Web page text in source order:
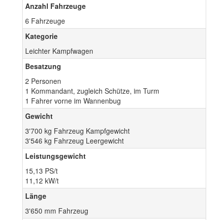
Anzahl Fahrzeuge
6 Fahrzeuge
Kategorie
Leichter Kampfwagen
Besatzung
2 Personen
1 Kommandant, zugleich Schütze, im Turm
1 Fahrer vorne im Wannenbug
Gewicht
3'700 kg Fahrzeug Kampfgewicht
3'546 kg Fahrzeug Leergewicht
Leistungsgewicht
15,13 PS/t
11,12 kW/t
Länge
3'650 mm Fahrzeug